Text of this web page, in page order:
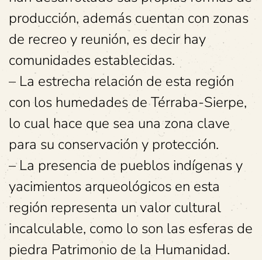
producción, además cuentan con zonas
de recreo y reunión, es decir hay
comunidades establecidas.
– La estrecha relación de esta región
con los humedades de Térraba-Sierpe,
lo cual hace que sea una zona clave
para su conservación y protección.
– La presencia de pueblos indígenas y
yacimientos arqueológicos en esta
región representa un valor cultural
incalculable, como lo son las esferas de
piedra Patrimonio de la Humanidad.